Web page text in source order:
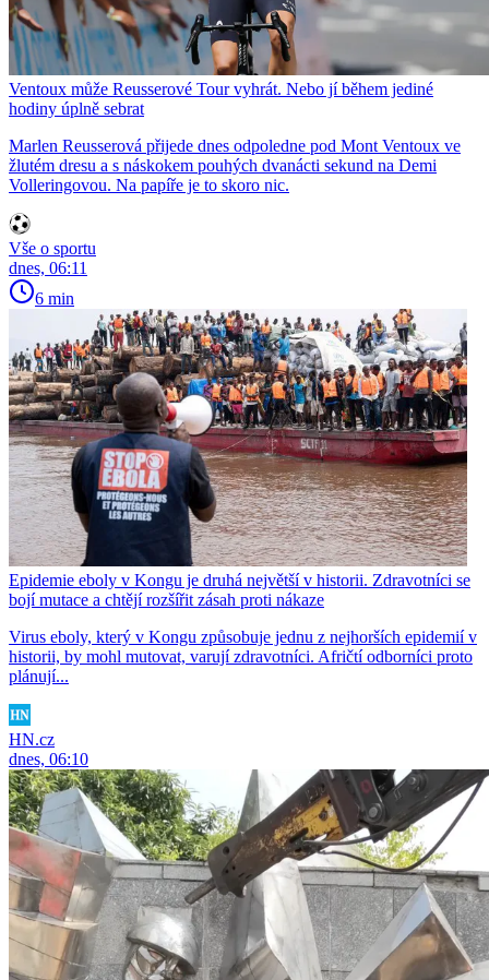
Ventoux může Reusserové Tour vyhrát. Nebo jí během jediné
hodiny úplně sebrat
Marlen Reusserová přijede dnes odpoledne pod Mont Ventoux ve
žlutém dresu a s náskokem pouhých dvanácti sekund na Demi
Volleringovou. Na papíře je to skoro nic.
Vše o sportu
dnes, 06:11
6 min
Epidemie eboly v Kongu je druhá největší v historii. Zdravotníci se
bojí mutace a chtějí rozšířit zásah proti nákaze
Virus eboly, který v Kongu způsobuje jednu z nejhorších epidemií v
historii, by mohl mutovat, varují zdravotníci. Afričtí odborníci proto
plánují...
HN.cz
dnes, 06:10